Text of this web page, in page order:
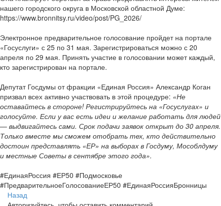
нашего городского округа в Московской областной Думе:
https://www.bronnitsy.ru/video/post/PG_2026/
Электронное предварительное голосование пройдет на портале
«Госуслуги» с 25 по 31 мая. Зарегистрироваться можно с 20
апреля по 29 мая. Принять участие в голосовании может каждый,
кто зарегистрирован на портале.
Депутат Госдумы от фракции «Единая Россия» Александр Коган
призвал всех активно участвовать в этой процедуре: «Не
оставайтесь в стороне! Регистрируйтесь на «Госуслугах» и
голосуйте. Если у вас есть идеи и желание работать для людей
— выдвигайтесь сами. Срок подачи заявок открыт до 30 апреля.
Только вместе мы сможем отобрать тех, кто действительно
достоин представлять «ЕР» на выборах в Госдуму, Мособлдуму
и местные Советы в сентябре этого года».
#ЕдинаяРоссия #ЕР50 #Подмосковье
#ПредварительноеГолосованиеЕР50 #ЕдинаяРоссияБронницы
Назад